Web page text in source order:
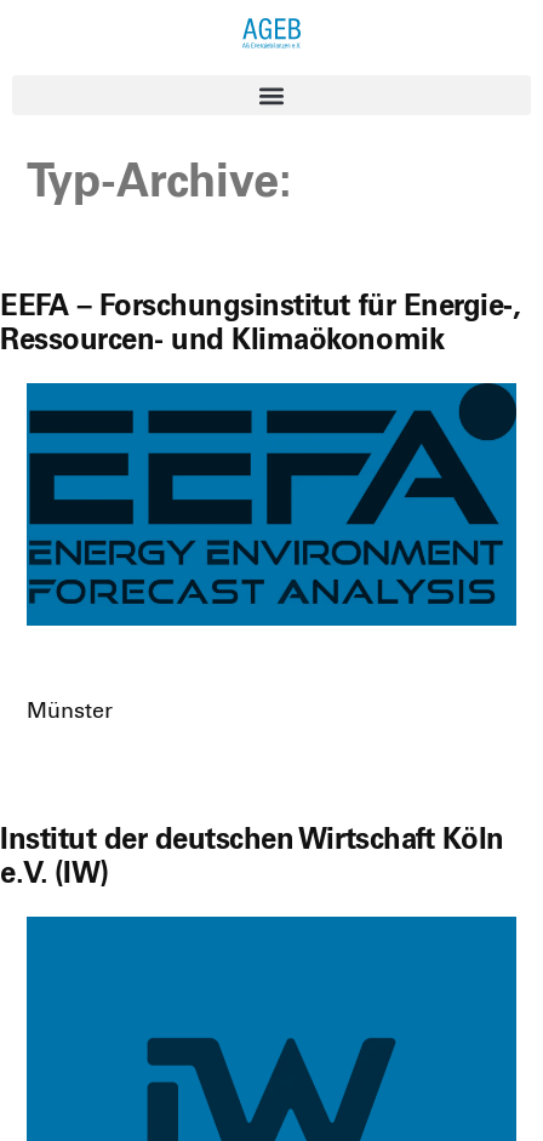
Typ-Archive:
EEFA – Forschungsinstitut für Energie‑,
Ressourcen- und Klimaökonomik
Müns­ter
Institut der deutschen Wirtschaft Köln
e.V. (IW)